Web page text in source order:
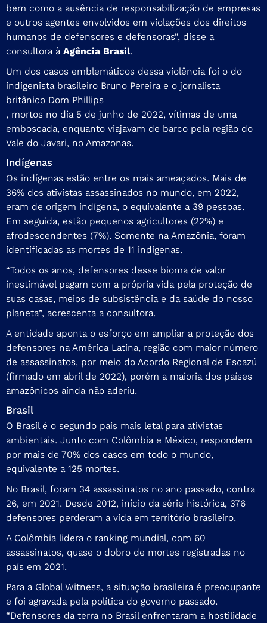
bem como a ausência de responsabilização de empresas
e outros agentes envolvidos em violações dos direitos
humanos de defensores e defensoras”, disse a
consultora à Agência Brasil.
Um dos casos emblemáticos dessa violência foi o do
indigenista brasileiro Bruno Pereira e o jornalista
britânico Dom Phillips
, mortos no dia 5 de junho de 2022, vítimas de uma
emboscada, enquanto viajavam de barco pela região do
Vale do Javari, no Amazonas.
Indígenas
Os indígenas estão entre os mais ameaçados. Mais de
36% dos ativistas assassinados no mundo, em 2022,
eram de origem indígena, o equivalente a 39 pessoas.
Em seguida, estão pequenos agricultores (22%) e
afrodescendentes (7%). Somente na Amazônia, foram
identificadas as mortes de 11 indígenas.
“Todos os anos, defensores desse bioma de valor
inestimável pagam com a própria vida pela proteção de
suas casas, meios de subsistência e da saúde do nosso
planeta”, acrescenta a consultora.
A entidade aponta o esforço em ampliar a proteção dos
defensores na América Latina, região com maior número
de assassinatos, por meio do Acordo Regional de Escazú
(firmado em abril de 2022), porém a maioria dos países
amazônicos ainda não aderiu.
Brasil
O Brasil é o segundo país mais letal para ativistas
ambientais. Junto com Colômbia e México, respondem
por mais de 70% dos casos em todo o mundo,
equivalente a 125 mortes.
No Brasil, foram 34 assassinatos no ano passado, contra
26, em 2021. Desde 2012, início da série histórica, 376
defensores perderam a vida em território brasileiro.
A Colômbia lidera o ranking mundial, com 60
assassinatos, quase o dobro de mortes registradas no
país em 2021.
Para a Global Witness, a situação brasileira é preocupante
e foi agravada pela política do governo passado.
“Defensores da terra no Brasil enfrentaram a hostilidade